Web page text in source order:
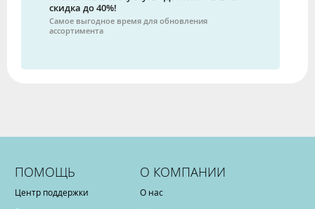
скидка до 40%!
Самое выгодное время для обновления
ассортимента
ПОМОЩЬ
Центр поддержки
О КОМПАНИИ
О нас